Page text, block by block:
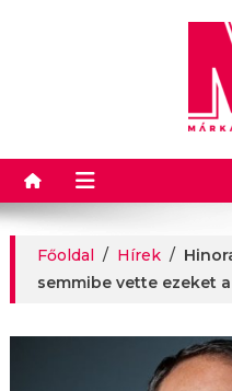
Főoldal / Hírek /
semmibe vette ezeket